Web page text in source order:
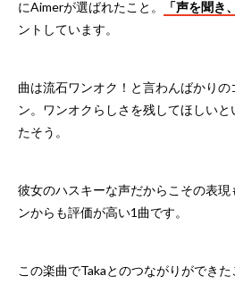
にAimerが選ばれたこと。
「声を聞き
ントしています。
曲は流石ワンオク！と言わんばかり
ン。ワンオクらしさを残してほしい
たそう。
彼女のハスキーな声だからこその表
ンからも評価が高い1曲です。
この楽曲でTakaとのつながりができ